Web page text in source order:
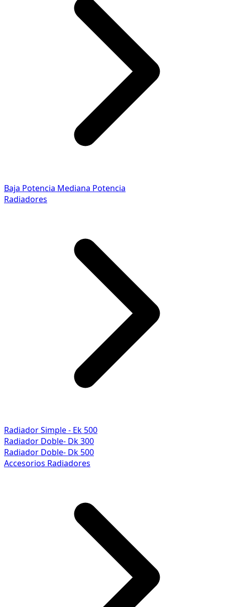
Baja Potencia Mediana Potencia
Radiadores
Radiador Simple - Ek 500
Radiador Doble- Dk 300
Radiador Doble- Dk 500
Accesorios Radiadores